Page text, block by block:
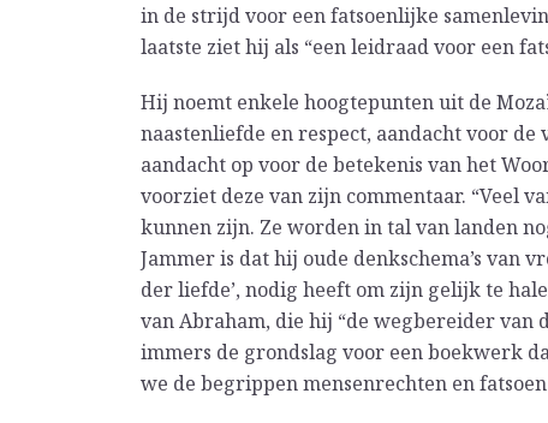
in de strijd voor een fatsoenlijke
laatste ziet hij als “een leidraad voor een
Hij noemt enkele hoogtepunten uit de
naastenliefde en respect, aandacht voor
aandacht op voor de betekenis van het
voorziet deze van zijn commentaar. “Veel
kunnen zijn. Ze worden in tal van landen
Jammer is dat hij oude denkschema’s van
der liefde’, nodig heeft om zijn gelijk te
van Abraham, die hij “de wegbereider van
immers de grondslag voor een boekwerk
we de begrippen mensenrechten en